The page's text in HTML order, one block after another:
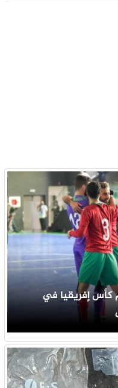
كأس إفريقيا في